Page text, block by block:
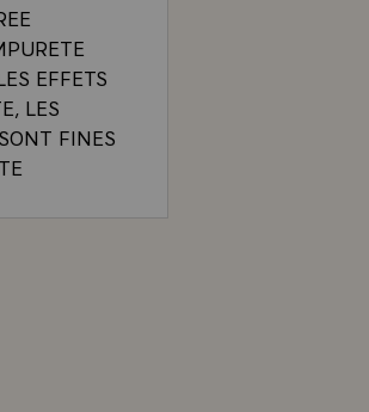
EFFETS
LES
FINES
A
DES ASSISES